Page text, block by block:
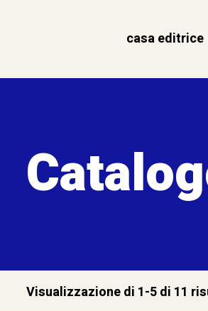
casa editrice
Visualizzazione di 1-5 di 11